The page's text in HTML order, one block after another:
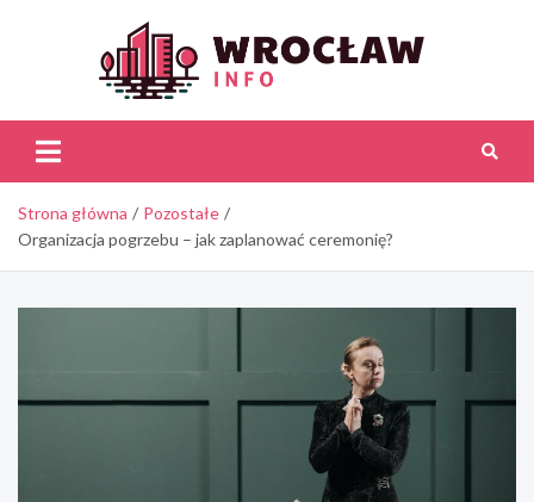
Strona główna
Pozostałe
Organizacja pogrzebu – jak zaplanować ceremonię?